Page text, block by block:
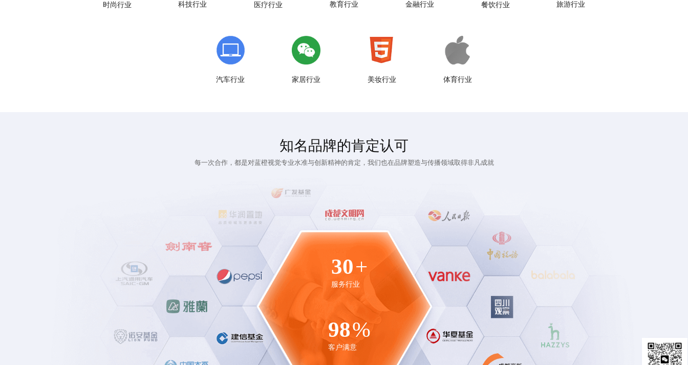
时尚行业 科技行业 医疗行业 教育行业 金融行业 餐饮行业 旅游行业
汽车行业 家居行业 美妆行业 体育行业
知名品牌的肯定认可
每一次合作，都是对蓝橙视觉专业水准与创新精神的肯定，我们也在品牌塑造与传播领域取得非凡成就
98%
客户满意
30+
服务行业